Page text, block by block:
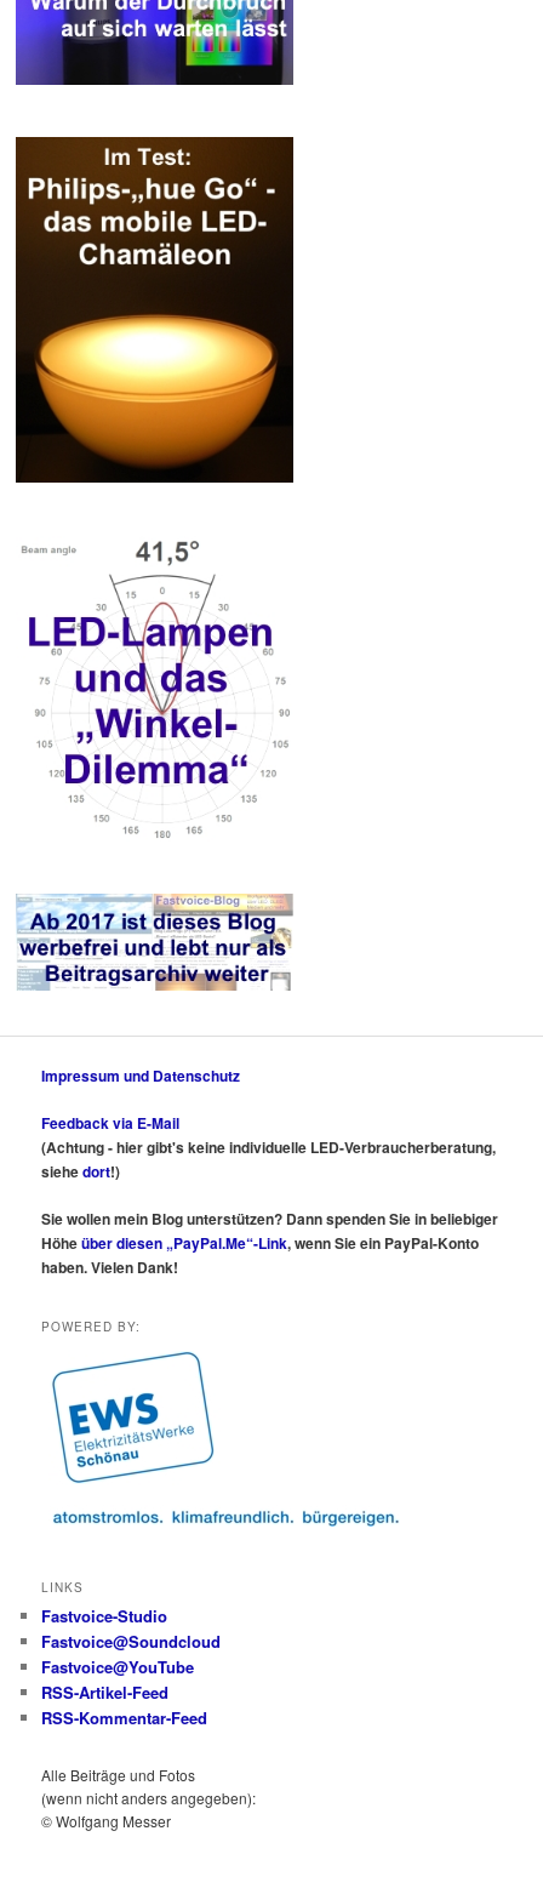
Impressum und Datenschutz
Feedback via E-Mail
(Achtung - hier gibt's keine individuelle LED-Verbraucherberatung,
siehedort!)
Sie wollen mein Blog unterstützen? Dann spenden Sie in beliebiger
Höheüber diesen „PayPal.Me“-Link, wenn Sie ein PayPal-Konto
haben. Vielen Dank!
POWERED BY:
LINKS
Fastvoice-Studio
Fastvoice@Soundcloud
Fastvoice@YouTube
RSS-Artikel-Feed
RSS-Kommentar-Feed
Alle Beiträge und Fotos
(wenn nicht anders angegeben):
© Wolfgang Messer